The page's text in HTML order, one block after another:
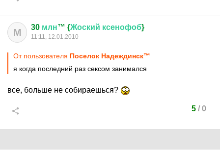
М 30 млн™ {Жоский ксенофоб}
11:11, 12.01.2010
От пользователя Поселок Надеждинск™
я когда последний раз сексом занимался
все, больше не собираешься?
5/ 0